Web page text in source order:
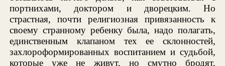
портнихами, доктором и дворецким. Но
страстная, почти религиозная привязанность к
своему странному ребенку была, надо полагать,
единственным клапаном тех ее склонностей,
захлороформированных воспитанием и судьбой,
которые уже не живут, но смутно бродят,